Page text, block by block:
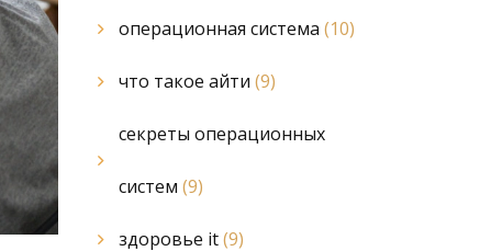
операционная система (10)
что такое айти (9)
секреты операционных
систем (9)
здоровье it(9)